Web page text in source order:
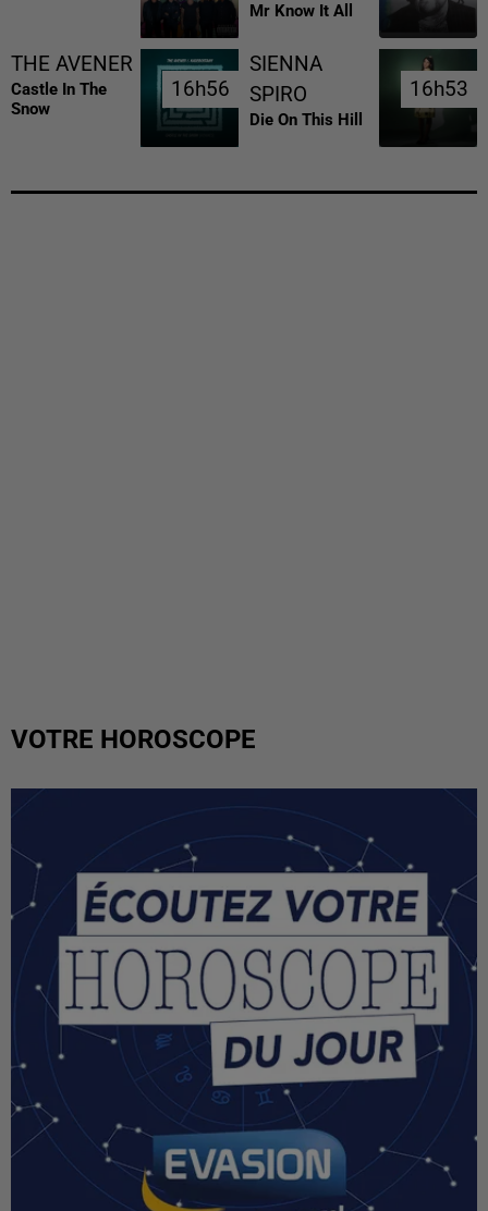
Mr Know It All
THE AVENER
Castle In The
Snow
16h56
16h56
SIENNA
SPIRO
Die On This Hill
16h53
16h53
VOTRE HOROSCOPE